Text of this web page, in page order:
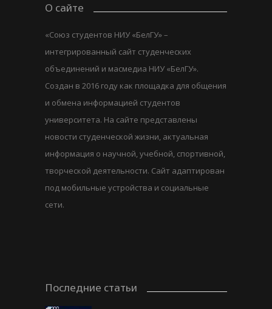
О сайте
«Союз студентов НИУ «БелГУ» –
интегрированный сайт студенческих
объединений и масмедиа НИУ «БелГУ».
Создан в 2016 году как площадка для общения
и обмена информацией студентов
университета. На сайте представлены
новости студенческой жизни, актуальная
информация о научной, учебной, спортивной,
творческой деятельности. Сайт адаптирован
под мобильные устройства и социальные
сети.
Последние статьи